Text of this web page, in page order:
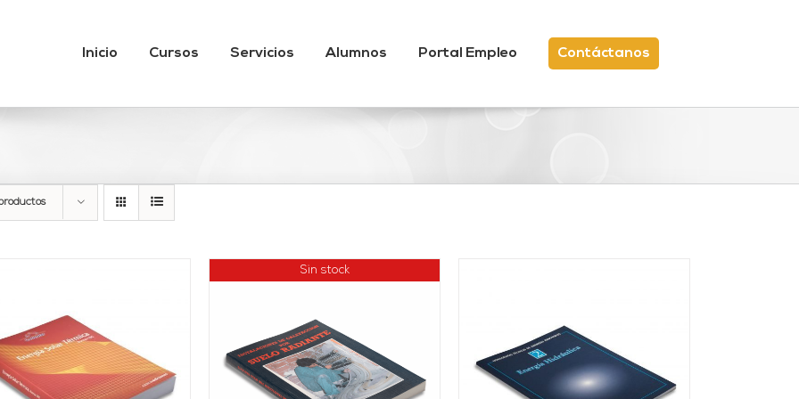
Inicio Cursos Servicios Alumnos Portal Empleo Contáctanos
Sin stock
DETALLES
AÑADIR AL CARRITO
/
DETALLES